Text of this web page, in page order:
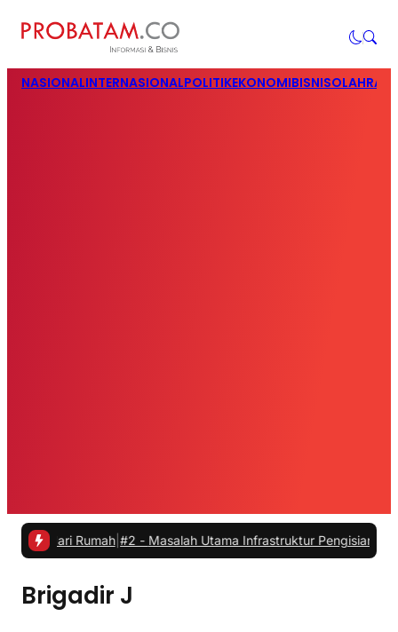
NASIONALINTERNASIONALPOLITIKEKONOMIBISNIS
Rumah| #2 -Masalah Utama Infrastruktur Pengisian Daya
Brigadir J